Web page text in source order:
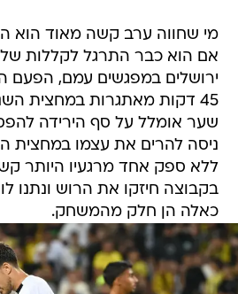
מי שחווה ערב קשה מאוד הוא
אם הוא כבר התרגל לקללות של
ירושלים במפגשים עמם, הפעם
45 דקות מאתגרות במחצית
שער אומלל על סף הירידה
ניסה להרים את עצמו במחצית
ללא ספק אחד מרגעיו היותר
בקבוצה חיזקו את הרוש ונתנו
כאלה הן חלק מהמשחק.